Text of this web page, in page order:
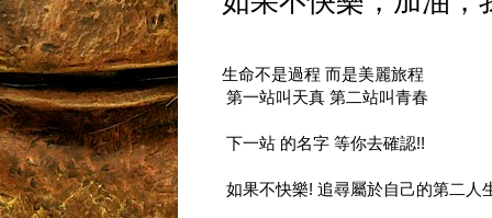
生命不是過程 而是美麗旅程
第一站叫天真 第二站叫青春
下一站 的名字 等你去確認!!
如果不快樂! 追尋屬於自己的第二人